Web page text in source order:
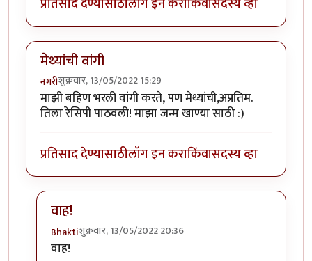
मेथ्यांची वांगी
नगरीशुक्रवार, 13/05/2022 15:29
माझी बहिण भरली वांगी करते, पण मेथ्यांची,अप्रतिम.
तिला रेसिपी पाठवली! माझा जन्म खाण्या साठी :)
प्रतिसाद देण्यासाठीलॉग इन कराकिंवासदस्य व्हा
वाह!
Bhaktiशुक्रवार, 13/05/2022 20:36
In reply to
वाह!